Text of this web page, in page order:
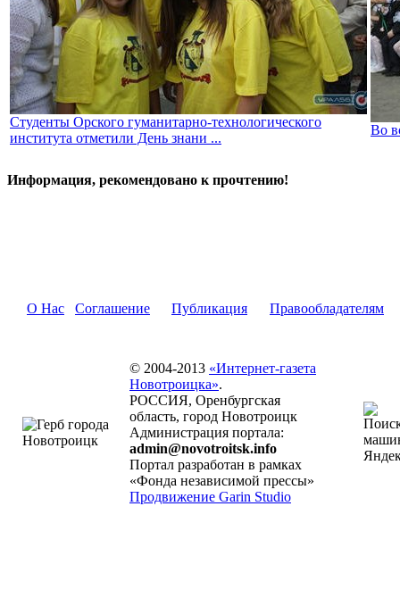
Студенты Орского гуманитарно-технологического
института отметили День знани ...
Во
Информация, рекомендовано к прочтению!
О Нас Соглашение Публикация Правообладателям
© 2004-2013 «Интернет-газета
Новотроицка».
РОССИЯ, Оренбургская
область, город Новотроицк
Администрация портала:
admin@novotroitsk.info
Портал разработан в рамках
«Фонда независимой прессы»
Продвижение Garin Studio